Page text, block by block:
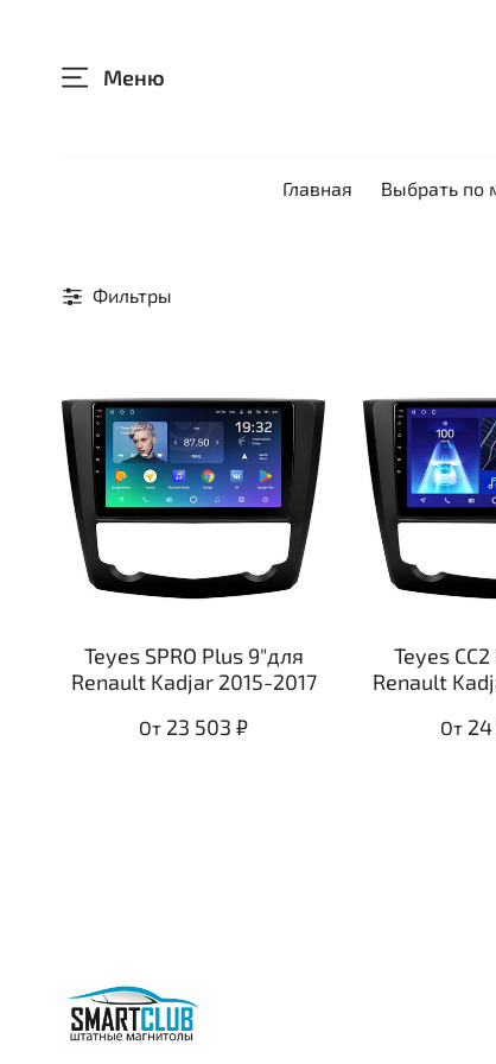
Меню
Главная Выбрать по
Фильтры
Teyes SPRO Plus 9"для
Renault Kadjar 2015-2017
От 23 503 ₽
Teyes
Renault
От